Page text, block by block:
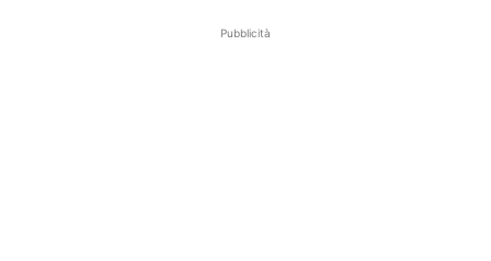
Pubblicità